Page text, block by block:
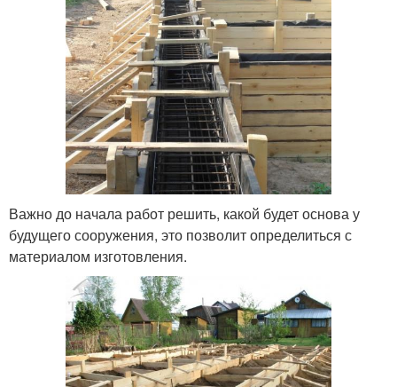
Важно до начала работ решить, какой будет основа у
будущего сооружения, это позволит определиться с
материалом изготовления.